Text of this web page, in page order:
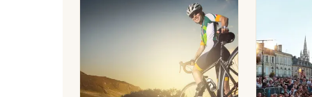
Boï le Patchivalo le 09/05/2026 - Théâtre le
Boï le Patchivalo le 30/05/2026 - Théâtre du
Billetterie pour les